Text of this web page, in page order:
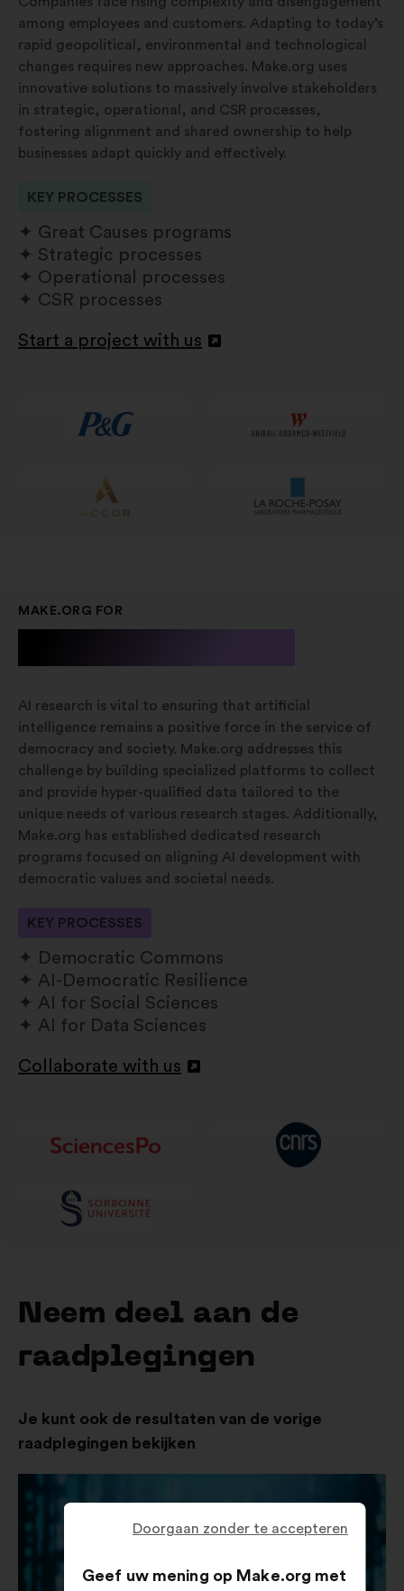
among employees and customers. Adapting to today’s
rapid geopolitical, environmental and technological
changes requires new approaches. Make.org uses
innovative solutions to massively involve stakeholders
in strategic, operational, and CSR processes,
fostering alignment and shared ownership to help
businesses adapt quickly and effectively.
KEY PROCESSES
Great Causes programs
Strategic processes
Operational processes
CSR processes
Start a project with us
Openen
tabblad
MAKE.ORG FOR
AI research is vital to ensuring that artificial
intelligence remains a positive force in the service of
democracy and society. Make.org addresses this
challenge by building specialized platforms to collect
and provide hyper-qualified data tailored to the
unique needs of various research stages. Additionally,
Make.org has established dedicated research
programs focused on aligning AI development with
democratic values and societal needs.
KEY PROCESSES
Democratic Commons
AI-Democratic Resilience
AI for Social Sciences
AI for Data Sciences
Collaborate with us
Openen
nieuw
Neem deel aan de
raadplegingen
Je kunt ook de resultaten van de vorige
raadplegingen bekijken
Doorgaan zonder te accepteren
Geef uw mening op Make.org met